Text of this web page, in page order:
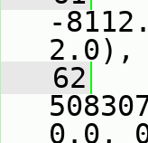
-
2.0),
   62
0.0,